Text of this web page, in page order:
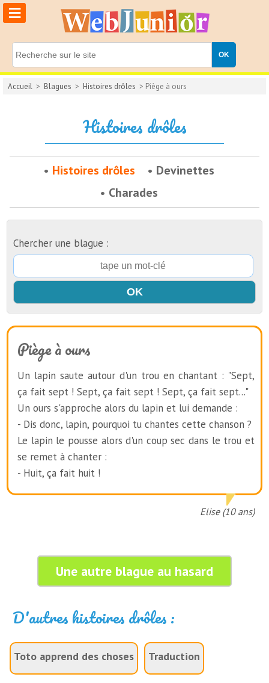
≡
Accueil > Blagues > Histoires drôles > Piège à ours
Histoires drôles
Histoires drôles
Devinettes
Charades
Chercher une blague :
Piège à ours
Un lapin saute autour d'un trou en chantant : "Sept,
ça fait sept ! Sept, ça fait sept ! Sept, ça fait sept..."
Un ours s'approche alors du lapin et lui demande :
- Dis donc, lapin, pourquoi tu chantes cette chanson ?
Le lapin le pousse alors d'un coup sec dans le trou et
se remet à chanter :
- Huit, ça fait huit !
Elise (10 ans)
Une autre blague au hasard
D'autres histoires drôles :
Toto apprend des choses Traduction